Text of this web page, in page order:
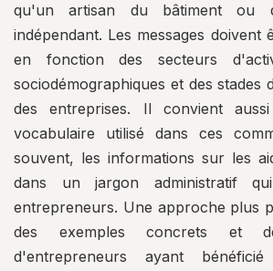
qu'un artisan du bâtiment ou
indépendant. Les messages doivent
en fonction des secteurs
sociodémographiques et des stades
des entreprises. Il convient
vocabulaire utilisé dans ces
souvent, les informations sur les
dans un jargon administratif
entrepreneurs. Une approche plus
des exemples concrets et
d'entrepreneurs ayant